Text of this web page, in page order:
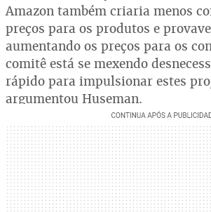
Amazon também criaria menos
preços para os produtos e
aumentando os preços para os
comitê está se mexendo
rápido para impulsionar estes
argumentou Huseman.